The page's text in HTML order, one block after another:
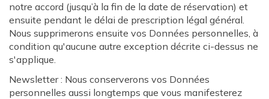
notre accord (jusqu’à la fin de la date de réservation) et
ensuite pendant le délai de prescription légal général.
Nous supprimerons ensuite vos Données personnelles, à
condition qu'aucune autre exception décrite ci-dessus ne
s'applique.
Newsletter : Nous conserverons vos Données
personnelles aussi longtemps que vous manifesterez